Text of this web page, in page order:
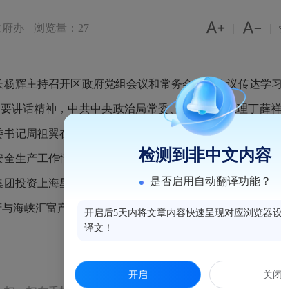
府办 浏览量：27  
主持召开区政府党组会议和常务会议。会议传达学
讲话精神，中共中央政治局常委、国务院副总理丁薛
记周祖翼在福州调研群团组织并主持召开座谈会时的
生产工作情况；研究了审计整改工作，区城投集团参
投资上海星思半导体股份有限公司，景运大楼租赁调
海峡汇富产业投资基金管理有限公司签署战略合作协议
检测到非中文内容
是否启用自动翻译功能？
开启后5天内将文章内容快速呈现对应浏览器
译文！
开启 关闭